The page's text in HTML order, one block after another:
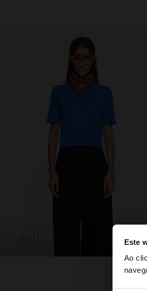
Este
Ao